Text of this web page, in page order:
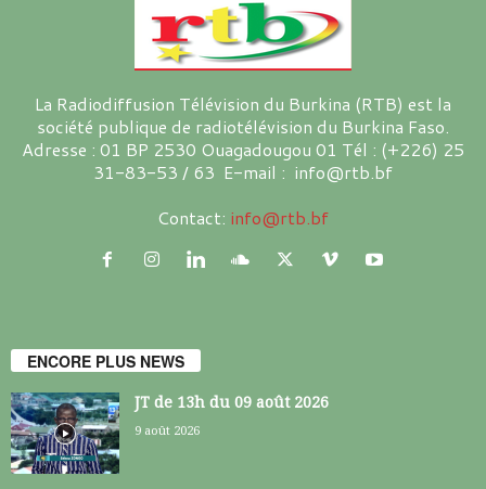
La Radiodiffusion Télévision du Burkina (RTB) est la
société publique de radiotélévision du Burkina Faso.
Adresse : 01 BP 2530 Ouagadougou 01 Tél : (+226) 25
31-83-53 / 63 E-mail : info@rtb.bf
Contact: info@rtb.bf
ENCORE PLUS NEWS
JT de 13h du 09 août 2026
9 août 2026